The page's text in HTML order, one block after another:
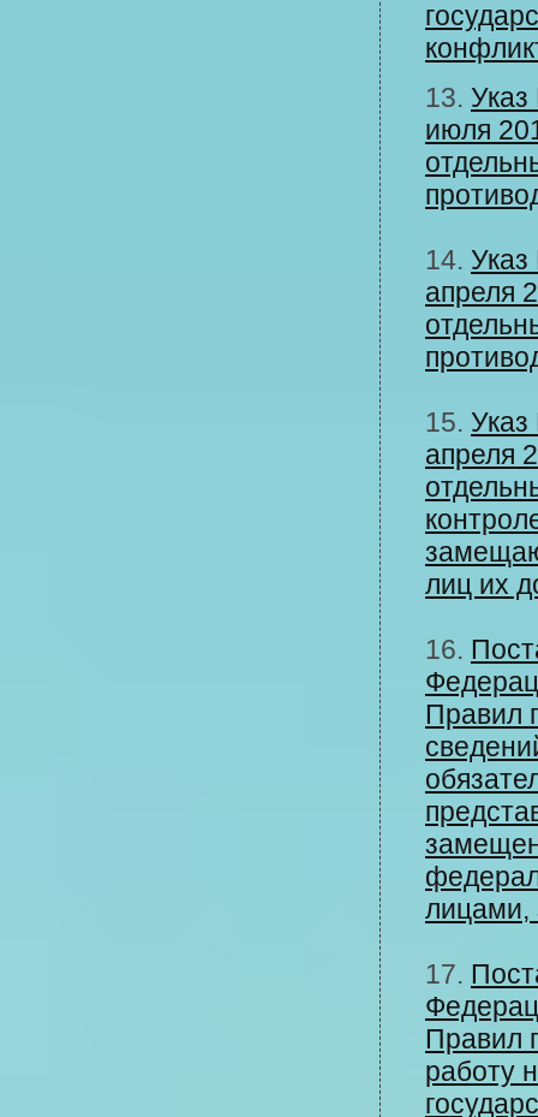
13.
июля
14.
апреля
15.
апреля
лиц их
16.
Правил
17.
Правил
работу